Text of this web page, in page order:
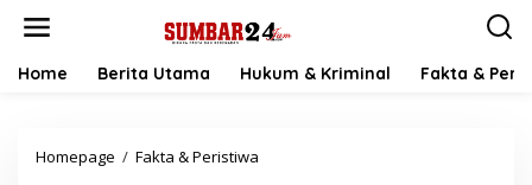
Home Berita Utama Hukum & Kriminal Fakta &
Homepage / Fakta & Peristiwa